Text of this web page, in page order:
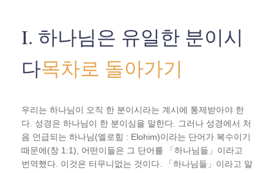
I. 하나님은 유일한 분이시
다목차로 돌아가기
우리는 하나님이 오직 한 분이시라는 계시에 통제받아야 한
다. 성경은 하나님이 한 분이심을 말한다. 그러나 성경에서 처
음 언급되는 하나님(엘로힘 : Elohim)이라는 단어가 복수이기
때문에(창 1:1), 어떤이들은 그 단어를 「하나님들」이라고
번역했다. 이것은 터무니없는 것이다. 「하나님들」이라고 말